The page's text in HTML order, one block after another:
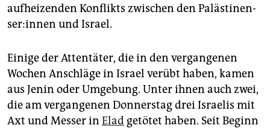
aufheizenden Konflikts zwischen den Pa­läs­ti­nen­
se­r:in­nen und Israel.
Einige der Attentäter, die in den vergangenen
Wochen Anschläge in Israel verübt haben, kamen
aus Jenin oder Umgebung. Unter ihnen auch zwei,
die am vergangenen Donnerstag drei Israelis mit
Axt und Messer in Elad getötet haben. Seit Beginn